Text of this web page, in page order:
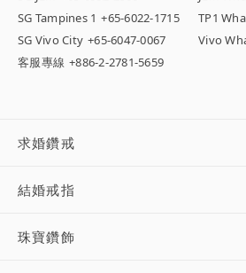
SG Tampines 1 +65-6022-1715 TP1
SG Vivo City +65-6047-0067 Vivo
客服專線 +886-2-2781-5659
求婚鑽戒
結婚戒指
珠寶鑽飾